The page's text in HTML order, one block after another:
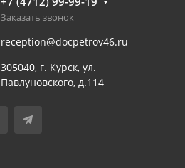
Заказать звонок
reception@docpetrov46.ru
305040, г. Курск, ул.
Павлуновского, д.114